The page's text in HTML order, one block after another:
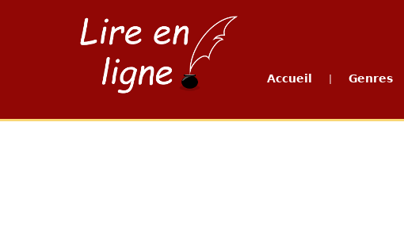
Accueil Genres